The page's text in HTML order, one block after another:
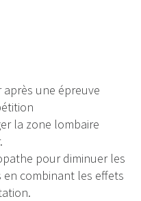
une épreuve
la zone lombaire
pour diminuer les
combinant les effets